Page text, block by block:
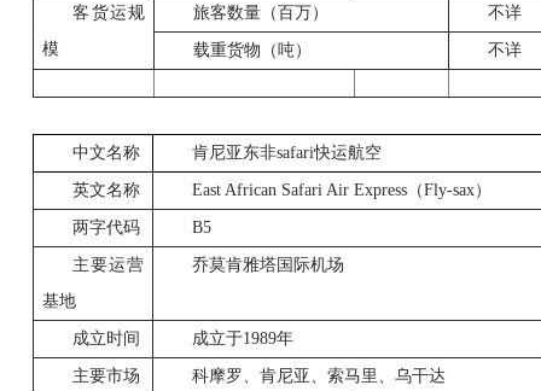
客货运规
模
旅客数量（百万） 不详
载重货物（吨） 不详
中文名称 肯尼亚东非safari快运航空
英文名称 East African Safari Air Express （Fly-sax）
两字代码 B5
主要运营
基地
乔莫肯雅塔国际机场
成立时间 成立于1989年
主要市场 科摩罗、肯尼亚、索马里、乌干达